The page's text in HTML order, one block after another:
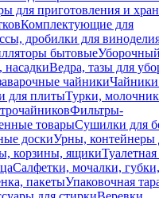
для приготовления и
Комплектующие для
дробилки для
бытовыеУборочный
Ведра, тазы для
чайникиЧайники
для плитыТурки,
Фильтры-
товарыСушилки для
доскиУрны, контейнеры
корзины, ящики
Салфетки, мочалки,
пакетыУпаковочная